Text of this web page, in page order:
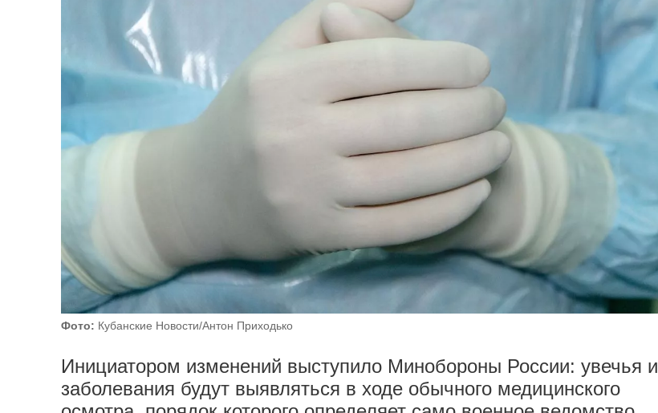
Фото: Кубанские Новости/Антон Приходько
Инициатором изменений выступило Минобороны России: увечья и
заболевания будут выявляться в ходе обычного медицинского